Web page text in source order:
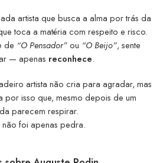
artista que busca a alma por trás da
toca a matéria com respeito e risco.
de “O Pensador”ou “O Beijo”, sente
— apenas reconhece.
artista não cria para agradar, mas
por isso que, mesmo depois de um
parecem respirar.
foi apenas pedra.